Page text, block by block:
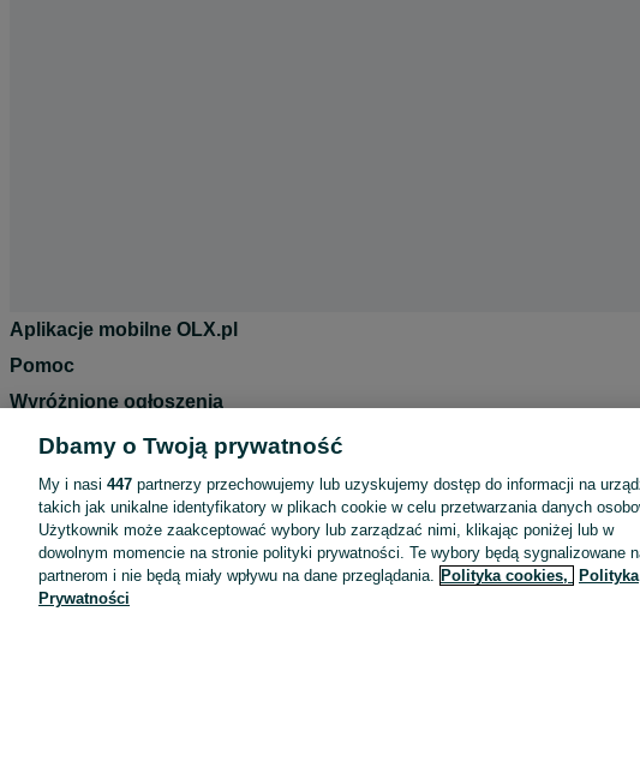
Aplikacje mobilne OLX.pl
Pomoc
Wyróżnione ogłoszenia
Oferta dla firm
Blog
Regulamin
Polityka prywatności
Reklama
Dbamy o Twoją prywatność
My i nasi 447 partnerzy przechowujemy lub uzyskujemy dostęp do informacji na
takich jak unikalne identyfikatory w plikach cookie w celu przetwarzania danych
Użytkownik może zaakceptować wybory lub zarządzać nimi, klikając poniżej lub w
dowolnym momencie na stronie polityki prywatności. Te wybory będą sygnalizowane
partnerom i nie będą miały wpływu na dane przeglądania. Polityka cookies,
Polityka
Prywatności